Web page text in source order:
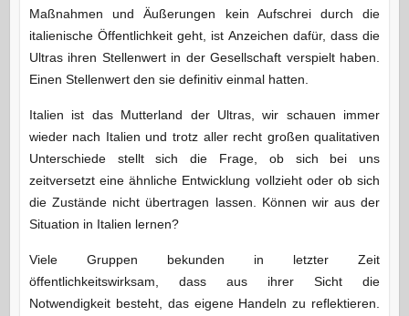
Maßnahmen und Äußerungen kein Aufschrei durch die
italienische Öffentlichkeit geht, ist Anzeichen dafür, dass die
Ultras ihren Stellenwert in der Gesellschaft verspielt haben.
Einen Stellenwert den sie definitiv einmal hatten.
Italien ist das Mutterland der Ultras, wir schauen immer
wieder nach Italien und trotz aller recht großen qualitativen
Unterschiede stellt sich die Frage, ob sich bei uns
zeitversetzt eine ähnliche Entwicklung vollzieht oder ob sich
die Zustände nicht übertragen lassen. Können wir aus der
Situation in Italien lernen?
Viele Gruppen bekunden in letzter Zeit
öffentlichkeitswirksam, dass aus ihrer Sicht die
Notwendigkeit besteht, das eigene Handeln zu reflektieren.